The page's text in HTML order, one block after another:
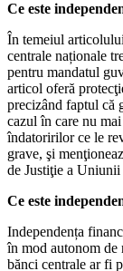
Ce este
În temeiul
centrale naționale
pentru mandatul
articol oferă
precizând faptul că
cazul în care nu
îndatoririlor ce le
grave, şi
de Justiţie a Uniunii
Ce este
Independența
în mod autonom de
bănci centrale ar fi